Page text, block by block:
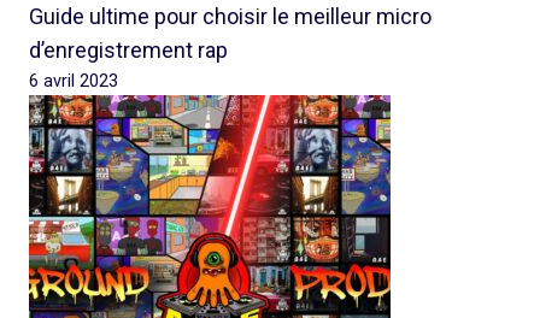
Guide ultime pour choisir le meilleur micro
d’enregistrement rap
6 avril 2023